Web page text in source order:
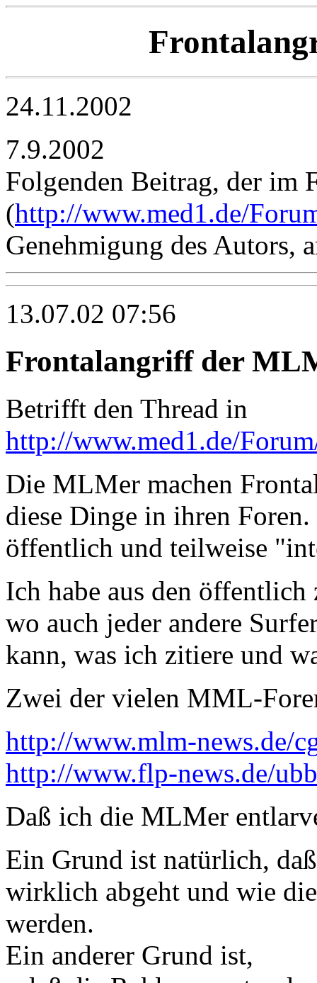
24.11.2002
7.9.2002
Folgenden Beitrag, der im
(http://www.med1.de/
Genehmigung des Autors,
13.07.02 07:56
Frontalangriff der
Betrifft den Thread in
http://www.med1.de/
Die MLMer machen
diese Dinge in ihren
öffentlich und teilweise
Ich habe aus den
wo auch jeder andere
kann, was ich zitiere und
Zwei der vielen MML-
http://www.mlm-news.de/
http://www.flp-news.de/
Daß ich die MLMer
Ein Grund ist natürlich,
wirklich abgeht und wie
werden.
Ein anderer Grund ist,